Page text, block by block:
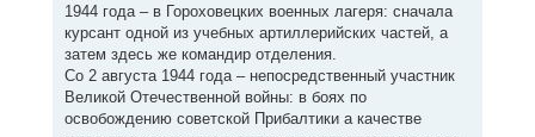
1944 года – в Гороховецких военных лагеря: сначала
курсант одной из учебных артиллерийских частей, а
затем здесь же командир отделения.
Со 2 августа 1944 года – непосредственный участник
Великой Отечественной войны: в боях по
освобождению советской Прибалтики а качестве